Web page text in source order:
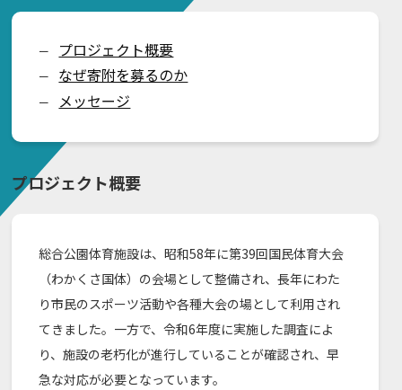
ー プロジェクト概要
ー なぜ寄附を募るのか
ー メッセージ
プロジェクト概要
総合公園体育施設は、昭和58年に第39回国民体育大会
（わかくさ国体）の会場として整備され、長年にわた
り市民のスポーツ活動や各種大会の場として利用され
てきました。一方で、令和6年度に実施した調査によ
り、施設の老朽化が進行していることが確認され、早
急な対応が必要となっています。